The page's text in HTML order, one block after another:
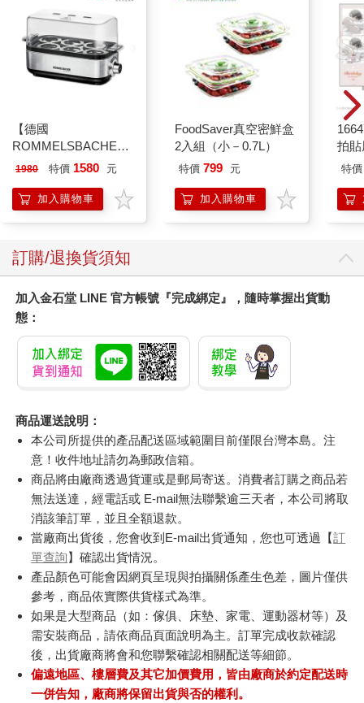
【德國
ROMMELSBACHE諾
曼百赫】多功能煮蛋
ER600/ER-600
1980 特價 1580 元
加入購物車
FoodSaver真空密鮮盒
2入組（小－0.7L）
特價 799 元
加入購物車
拍
特價
訂購/退換貨須知
加入金石堂 LINE 官方帳號『完成綁定』，隨時掌握出貨動
態：
商品運送說明：
本公司所提供的產品配送區域範圍目前僅限台灣本島。注
意！收件地址請勿為郵政信箱。
商品將由廠商透過貨運或是郵局寄送。消費者訂購之商品若
無法送達，經電話或 E-mail無法聯繫逾三天者，本公司將取
消該筆訂單，並且全額退款。
當廠商出貨後，您會收到E-mail出貨通知，您也可透過【訂
單查詢】確認出貨情況。
產品顏色可能會因網頁呈現與拍攝關係產生色差，圖片僅供
參考，商品依實際供貨樣式為準。
如果是大型商品（如：傢俱、床墊、家電、運動器材等）及
需安裝商品，請依商品頁面說明為主。訂單完成收款確認
後，出貨廠商將會和您聯繫確認相關配送等細節。
偏遠地區、樓層費及其它加價費用，皆由廠商於約定配送時
一併告知，廠商將保留出貨與否的權利。